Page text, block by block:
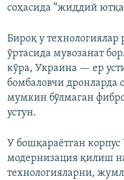
соҳасида “жиддий
Бироқ у
ўртасида мувозанат
кўра, Украина — ер
бомбаловчи дронларда
мумкин бўлмаган
устун.
У бошқараётган
модернизация қилиш
технологияларни,